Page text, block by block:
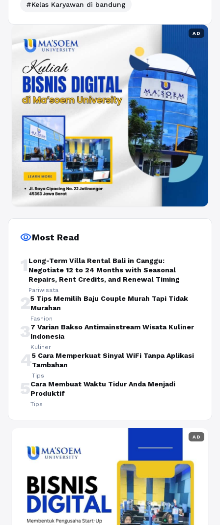
#Kelas Karyawan di bandung
AD
visibilityMost Read
1 Long-Term Villa Rental Bali in Canggu:
Negotiate 12 to 24 Months with Seasonal
Repairs, Rent Credits, and Renewal Timing
Pariwisata
25 Tips Memilih Baju Couple Murah Tapi Tidak
Murahan
Fashion
37 Varian Bakso Antimainstream Wisata Kuliner
Indonesia
Kuliner
45 Cara Memperkuat Sinyal WiFi Tanpa Aplikasi
Tambahan
Tips
5Cara Membuat Waktu Tidur Anda Menjadi
Produktif
Tips
AD